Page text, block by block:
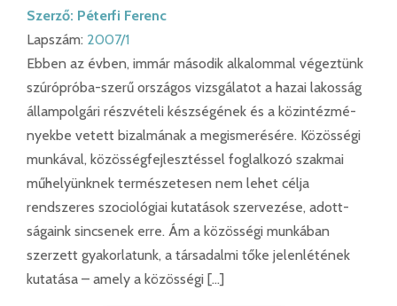
Szerző: Péterfi Ferenc
Lapszám: 2007/1
Ebben az évben, immár második alkalommal végeztünk
szúrópróba-szerű országos vizsgálatot a hazai lakosság
állampolgári részvételi készségének és a közintézmé­
nyekbe vetett bizalmának a megismerésére. Közösségi
munkával, közösségfejlesztéssel foglal­kozó szakmai
műhelyünknek természetesen nem lehet célja
rendszeres szociológiai kutatások szervezése, adott­
ságaink sincsenek erre. Ám a közösségi munkában
szerzett gyakorlatunk, a társadalmi tőke jelenlétének
kutatása – amely a közösségi […]